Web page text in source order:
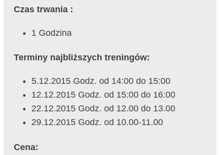
Czas trwania :
1 Godzina
Terminy najbliższych treningów:
5.12.2015 Godz. od 14:00 do 15:00
12.12.2015 Godz. od 15:00 do 16:00
22.12.2015 Godz. od 12.00 do 13.00
29.12.2015 Godz. od 10.00-11.00
Cena: